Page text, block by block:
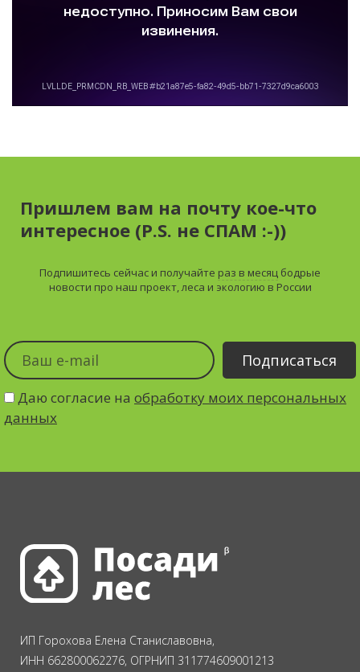
Пришлем вам на почту кое-что
интересное (P.S. не СПАМ :-))
Подпишитесь сейчас и получайте раз в месяц бодрые
новости про наш проект, леса и экологию в России
Даю согласие на обработку моих персональных
данных
ИП Горохова Елена Станиславовна,
ИНН 662800062276, ОГРНИП 311774609001213